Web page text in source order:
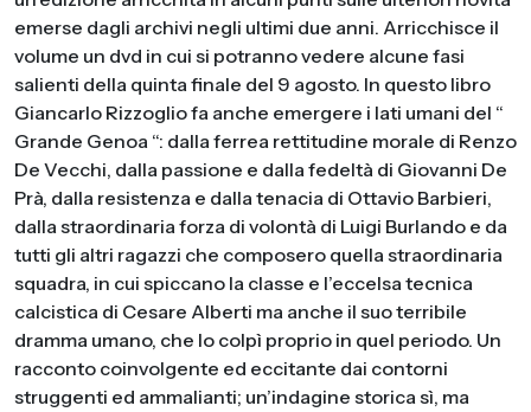
emerse dagli archivi negli ultimi due anni. Arricchisce il
volume un dvd in cui si potranno vedere alcune fasi
salienti della quinta finale del 9 agosto. In questo libro
Giancarlo Rizzoglio fa anche emergere i lati umani del “
Grande Genoa “: dalla ferrea rettitudine morale di Renzo
De Vecchi, dalla passione e dalla fedeltà di Giovanni De
Prà, dalla resistenza e dalla tenacia di Ottavio Barbieri,
dalla straordinaria forza di volontà di Luigi Burlando e da
tutti gli altri ragazzi che composero quella straordinaria
squadra, in cui spiccano la classe e l’eccelsa tecnica
calcistica di Cesare Alberti ma anche il suo terribile
dramma umano, che lo colpì proprio in quel periodo. Un
racconto coinvolgente ed eccitante dai contorni
struggenti ed ammalianti; un’indagine storica sì, ma